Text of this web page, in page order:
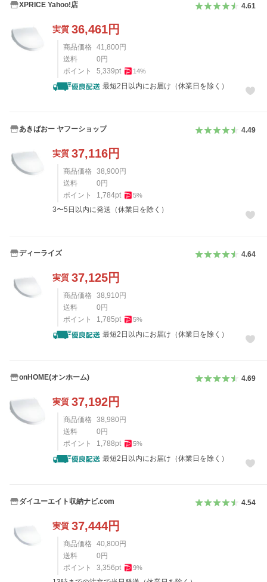
XPRICE Yahoo!店 4.61
実質 36,461円
商品価格 41,800 円
送料
0 円
ポイント
5,339pt 14%
最短2日以内にお届け（休業日を除く）
あきばおー ヤフーショップ 4.49
実質 37,116円
商品価格 38,900 円
送料
0 円
ポイント
1,784pt 5%
3〜5日以内に発送（休業日を除く）
ディーライズ 4.64
実質 37,125円
商品価格 38,910 円
送料
0 円
ポイント
1,785pt 5%
最短2日以内にお届け（休業日を除く）
onHOME(オンホーム) 4.69
実質 37,192円
商品価格 38,980 円
送料
0 円
ポイント
1,788pt 5%
最短2日以内にお届け（休業日を除く）
ダイユーエイト収納ナビ.com 4.54
実質 37,444円
商品価格 40,800 円
送料
0 円
ポイント
3,356pt 9%